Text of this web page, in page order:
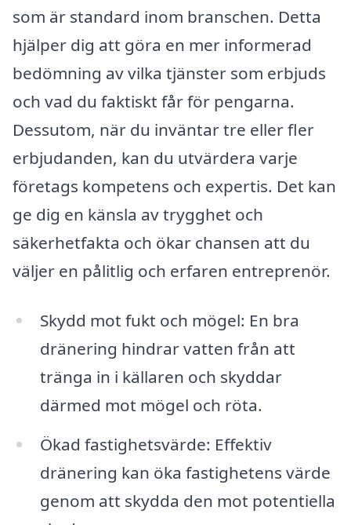
som är standard inom branschen. Detta
hjälper dig att göra en mer informerad
bedömning av vilka tjänster som erbjuds
och vad du faktiskt får för pengarna.
Dessutom, när du inväntar tre eller fler
erbjudanden, kan du utvärdera varje
företags kompetens och expertis. Det kan
ge dig en känsla av trygghet och
säkerhetfakta och ökar chansen att du
väljer en pålitlig och erfaren entreprenör.
Skydd mot fukt och mögel: En bra
dränering hindrar vatten från att
tränga in i källaren och skyddar
därmed mot mögel och röta.
Ökad fastighetsvärde: Effektiv
dränering kan öka fastighetens värde
genom att skydda den mot potentiella